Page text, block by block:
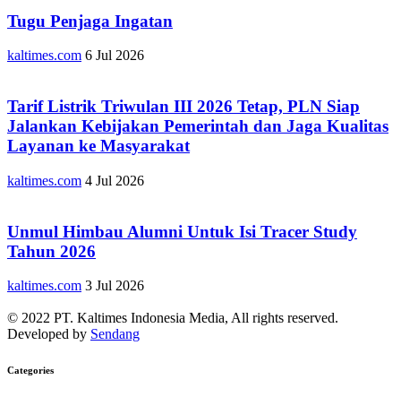
Tugu Penjaga Ingatan
kaltimes.com 6 Jul 2026
Tarif Listrik Triwulan III 2026 Tetap, PLN Siap
Jalankan Kebijakan Pemerintah dan Jaga Kualitas
Layanan ke Masyarakat
kaltimes.com 4 Jul 2026
Unmul Himbau Alumni Untuk Isi Tracer Study
Tahun 2026
kaltimes.com 3 Jul 2026
© 2022 PT. Kaltimes Indonesia Media, All rights reserved.
Developed by Sendang
Categories